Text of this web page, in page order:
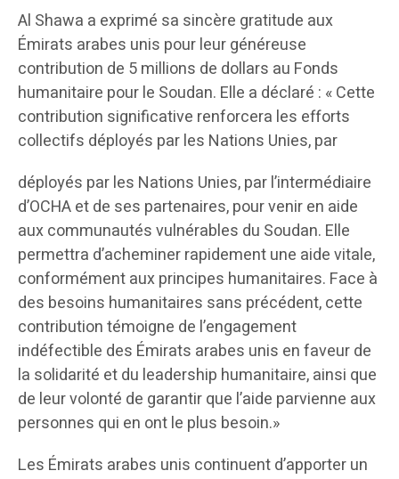
Al Shawa a exprimé sa sincère gratitude aux
Émirats arabes unis pour leur généreuse
contribution de 5 millions de dollars au Fonds
humanitaire pour le Soudan. Elle a déclaré : « Cette
contribution significative renforcera les efforts
collectifs déployés par les Nations Unies, par
déployés par les Nations Unies, par l’intermédiaire
d’OCHA et de ses partenaires, pour venir en aide
aux communautés vulnérables du Soudan. Elle
permettra d’acheminer rapidement une aide vitale,
conformément aux principes humanitaires. Face à
des besoins humanitaires sans précédent, cette
contribution témoigne de l’engagement
indéfectible des Émirats arabes unis en faveur de
la solidarité et du leadership humanitaire, ainsi que
de leur volonté de garantir que l’aide parvienne aux
personnes qui en ont le plus besoin.»
Les Émirats arabes unis continuent d’apporter un